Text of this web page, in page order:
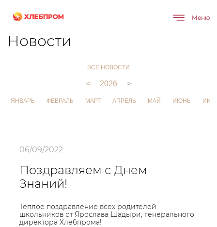
Меню
Главная О компании
Новости
ВСЕ НОВОСТИ
< 2026 >
ЯНВАРЬ ФЕВРАЛЬ МАРТ АПРЕЛЬ МАЙ ИЮНЬ
06/09/2022
Поздравляем с Днем
Знаний!
Теплое поздравление всех родителей
школьников от Ярослава Шадыри, генерального
директора Хлебпрома!